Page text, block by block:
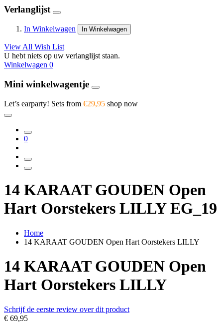
Verlanglijst
In Winkelwagen In Winkelwagen
View All Wish List
U hebt niets op uw verlanglijst staan.
Winkelwagen 0
Mini winkelwagentje
Let’s earparty! Sets from €29,95 shop now
0
14 KARAAT GOUDEN Open
Hart Oorstekers LILLY EG_19
Home
14 KARAAT GOUDEN Open Hart Oorstekers LILLY
14 KARAAT GOUDEN Open
Hart Oorstekers LILLY
Schrijf de eerste review over dit product
€ 69,95